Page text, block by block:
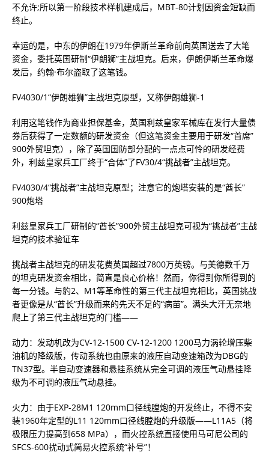
不允许;所以第一阶段技术样机建成后，MBT-80计划因资金短缺而
终止。
幸运的是，中东的伊朗在1979年伊斯兰革命前向英国送去了大笔
资金，委托英国研制“伊朗狮”主战坦克。后来，伊朗伊斯兰革命爆
发后，约翰·布尔盗取了这笔钱。
FV4030/1“伊朗雄狮”主战坦克原型，又称伊朗雄狮-1
利用这笔钱作为商业担保基金，英国利兹皇家军械库在发行大量债
券后获得了一定数额的研发资金（但这笔资金主要用于研发“首席”
900外贸坦克），除了英国国防部分配的一点点可怜的研发经费
外，利兹皇家兵工厂终于“合体”了FV30/4“挑战者”主战坦克。
FV4030/4“挑战者”主战坦克原型；注意它的炮塔安装的是“酋长”
900炮塔
利兹皇家兵工厂研制的“酋长”900外贸主战坦克可视为“挑战者”主战
坦克的技术验证车
挑战者主战坦克的研发花费英国超过7800万英镑。与美德数千万
的坦克研发资金相比，简直是良心价格！然而，你得到你所得到的
每一分钱。与豹2、M1等革命性的第三代主战坦克相比，英国挑战
者更像是从“酋长”升级而来的先天不足的“病苗”。满头大汗无奈地
爬上了第三代主战坦克的门槛——
动力：发动机改为CV-12-1500 CV-12-1200 1200马力涡轮增压柴
油机的降级版，传动系统也由原来的液压自动变速箱改为DBG的
TN37型。半自动变速器和悬挂系统从完全可调的液压气动悬挂降
级为不可调的液压气动悬挂。
火力：由于EXP-28M1 120mm口径线膛炮的开发终止，不得不安
装1960年定型的L11 120mm口径线膛炮的升级版——L11A5（将
极限压力提高到658 MPa），而火控系统直接使用马可尼公司的
SFCS-600扰动式简易火控系统“补号”！